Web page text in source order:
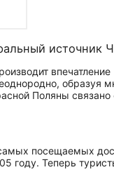
источник
образуя
Поляны
посещаемых
году. Теперь